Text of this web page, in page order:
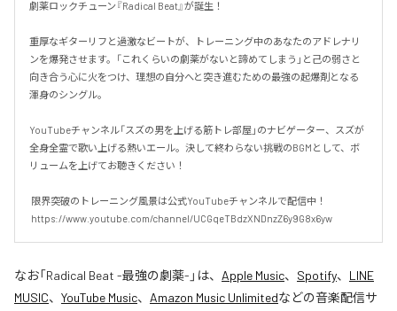
劇薬ロックチューン『Radical Beat』が誕生！
重厚なギターリフと過激なビートが、トレーニング中のあなたのアドレナリ
ンを爆発させます。「これくらいの劇薬がないと諦めてしまう」と己の弱さと
向き合う心に火をつけ、理想の自分へと突き進むための最強の起爆剤となる
渾身のシングル。
YouTubeチャンネル「スズの男を上げる筋トレ部屋」のナビゲーター、スズが
全身全霊で歌い上げる熱いエール。決して終わらない挑戦のBGMとして、ボ
リュームを上げてお聴きください！
https://www.youtube.com/channel/UCGqeTBdzXNDnzZ6y9G8x6yw
なお「Radical Beat -最強の劇薬- 」は、 Apple Music、 Spotify、 LINE
MUSIC、 YouTube Music、 Amazon Music Unlimitedなどの音楽配信サ